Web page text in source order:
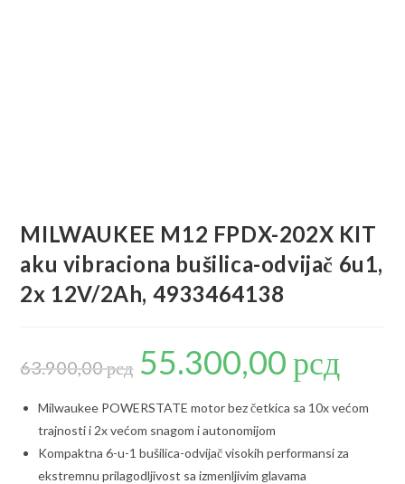
MILWAUKEE M12 FPDX-202X KIT
aku vibraciona bušilica-odvijač 6u1,
2x 12V/2Ah, 4933464138
63.900,00рсд
Originalna
cena
je
63.900,00 рсд.
55.300,00рсдje:
Milwaukee POWERSTATE motor bez četkica sa 10x većom
trajnosti i 2x većom snagom i autonomijom
Kompaktna 6-u-1 bušilica-odvijač visokih performansi za
ekstremnu prilagodljivost sa izmenljivim glavama